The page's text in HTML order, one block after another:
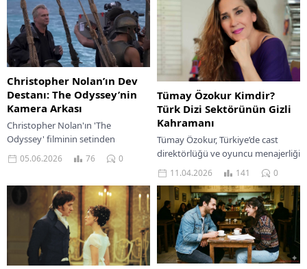
Christopher Nolan’ın Dev
Destanı: The Odyssey’nin
Kamera Arkası
Christopher Nolan'ın 'The
Odyssey' filminin setinden
büyüleyici kamera arkası
fotoğraflarıyla bu dev destanın
05.06.2026 76 0
Tümay Özokur Kimdir?
Türk Dizi Sektörünün Gizli
Kahramanı
Tümay Özokur, Türkiye’de cast
direktörlüğü ve oyuncu menajerliği
alanında öne çıkan en önemli
isimlerden biridir. Televizyon,
sinema ve reklam projelerinde...
11.04.2026 141 0